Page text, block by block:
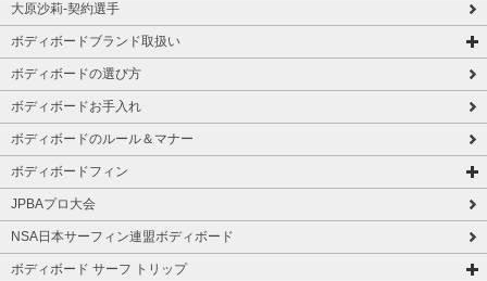
大原沙莉-契約選手
ボディボードブランド取扱い
ボディボードの選び方
ボディボードお手入れ
ボディボードのルール＆マナー
ボディボードフィン
JPBAプロ大会
NSA日本サーフィン連盟ボディボード
ボディボード サーフ トリップ